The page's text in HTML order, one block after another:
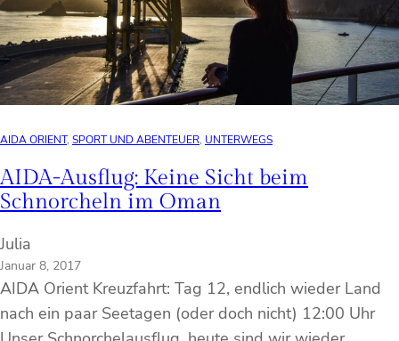
AIDA ORIENT, SPORT UND ABENTEUER, UNTERWEGS
AIDA-Ausflug: Keine Sicht beim
Schnorcheln im Oman
Julia
Januar 8, 2017
AIDA Orient Kreuzfahrt: Tag 12, endlich wieder Land
nach ein paar Seetagen (oder doch nicht) 12:00 Uhr